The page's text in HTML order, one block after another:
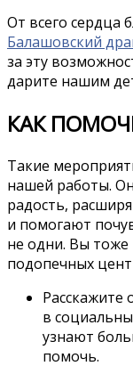
От всего сердца
Балашовский
за эту
дарите нашим
КАК
Такие
нашей работы.
радость,
и помогают
не одни. Вы
подопечных
Расскажите
в
узнают
помочь.